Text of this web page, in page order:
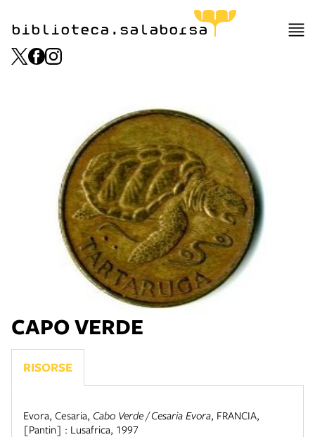
biblioteca.salaborsa
CAPO VERDE
RISORSE
Evora, Cesaria, Cabo Verde / Cesaria Evora, FRANCIA,
[Pantin] : Lusafrica, 1997